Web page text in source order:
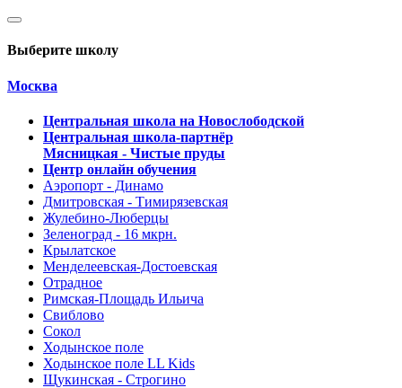
Выберите школу
Москва
Центральная школа на Новослободской
Центральная школа-партнёр
Мясницкая - Чистые пруды
Центр онлайн обучения
Аэропорт - Динамо
Дмитровская - Тимирязевская
Жулебино-Люберцы
Зеленоград - 16 мкрн.
Крылатское
Менделеевская-Достоевская
Отрадное
Римская-Площадь Ильича
Свиблово
Сокол
Ходынское поле
Ходынское поле LL Kids
Щукинская - Строгино